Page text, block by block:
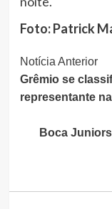
Foto: Patrick
Continue
Lendo
Notícia Anterior
Grêmio se
representante
Boca